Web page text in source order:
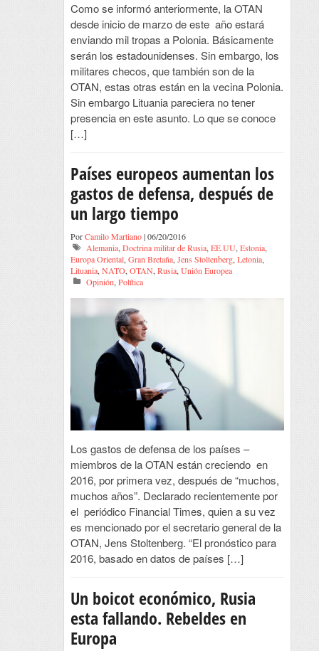
Como se informó anteriormente, la OTAN
desde inicio de marzo de este año estará
enviando mil tropas a Polonia. Básicamente
serán los estadounidenses. Sin embargo, los
militares checos, que también son de la
OTAN, estas otras están en la vecina Polonia.
Sin embargo Lituania pareciera no tener
presencia en este asunto. Lo que se conoce
[…]
Países europeos aumentan los
gastos de defensa, después de
un largo tiempo
PorCamilo Martiano| 06/20/2016
Alemania, Doctrina militar de Rusia, EE.UU, Estonia,
Europa Oriental, Gran Bretaña, Jens Stoltenberg, Letonia,
Lituania, NATO, OTAN, Rusia, Unión Europea
Opinión, Política
Los gastos de defensa de los países –
miembros de la OTAN están creciendo en
2016, por primera vez, después de “muchos,
muchos años”. Declarado recientemente por
el periódico Financial Times, quien a su vez
es mencionado por el secretario general de la
OTAN, Jens Stoltenberg. “El pronóstico para
2016, basado en datos de países […]
Un boicot económico, Rusia
esta fallando. Rebeldes en
Europa